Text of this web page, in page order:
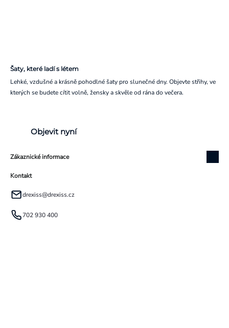
Šaty, které ladí s létem
Lehké, vzdušné a krásně pohodlné šaty pro slunečné dny. Objevte střihy, ve
kterých se budete cítit volně, žensky a skvěle od rána do večera.
Objevit nyní
Zákaznické informace
Kontakt
drexiss@drexiss.cz
702 930 400